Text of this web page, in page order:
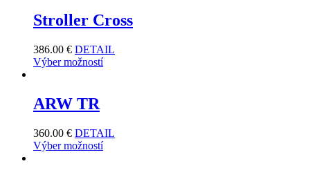
Stroller Cross
386.00 € DETAIL
Výber možností
ARW TR
360.00 € DETAIL
Výber možností